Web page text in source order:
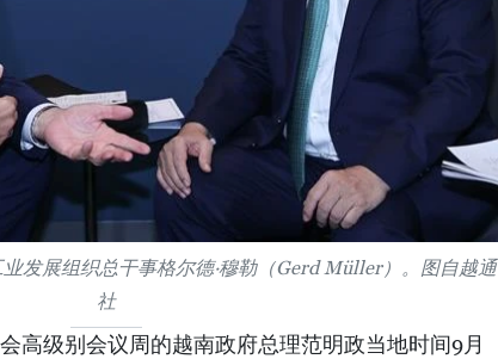
发展组织总干事格尔德·穆勒（Gerd Müller）。图自越通
社
高级别会议周的越南政府总理范明政当地时间9月